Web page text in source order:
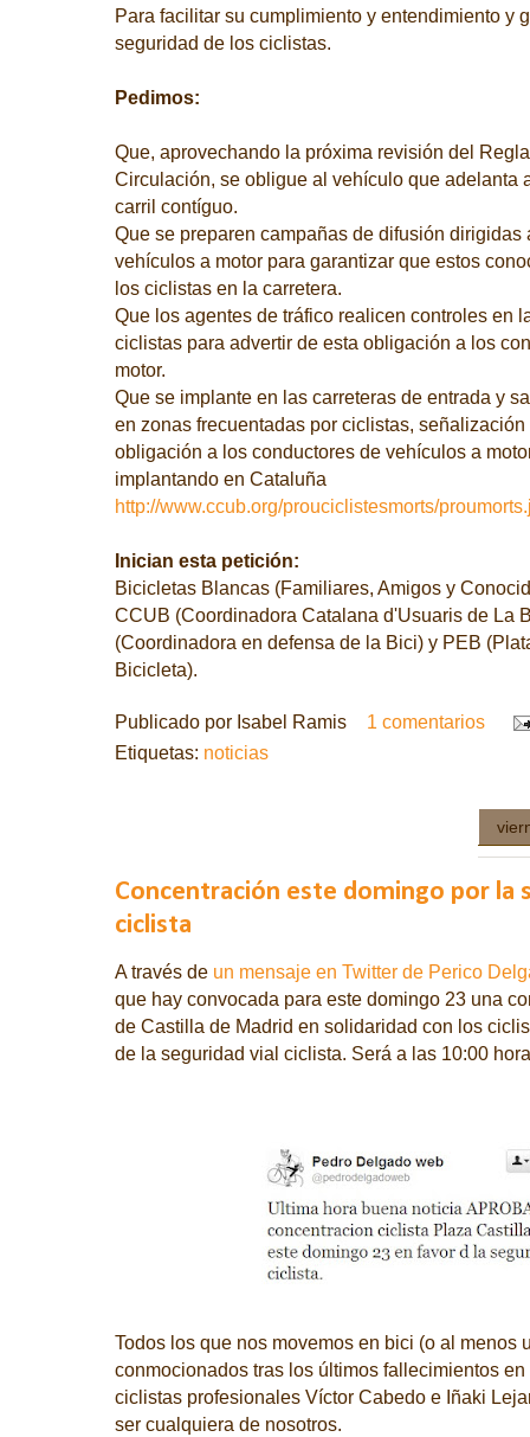
Para facilitar su cumplimiento y entendimiento y
seguridad de los ciclistas.
Pedimos:
Que, aprovechando la próxima revisión del
Circulación, se obligue al vehículo que adelanta
carril contíguo.
Que se preparen campañas de difusión dirigidas
vehículos a motor para garantizar que estos
los ciclistas en la carretera.
Que los agentes de tráfico realicen controles en
ciclistas para advertir de esta obligación a los
motor.
Que se implante en las carreteras de entrada y
en zonas frecuentadas por ciclistas,
obligación a los conductores de vehículos a
implantando en Cataluña
http://www.ccub.org/prouciclistesmorts/
Inician esta petición:
Bicicletas Blancas (Familiares, Amigos y
CCUB (Coordinadora Catalana d'Usuaris de La
(Coordinadora en defensa de la Bici) y PEB
Bicicleta).
Publicado por Isabel Ramis
1 comentarios
Etiquetas: noticias
Concentración este domingo por la
ciclista
A través de un mensaje en Twitter de Perico
que hay convocada para este domingo 23 una
de Castilla de Madrid en solidaridad con los
de la seguridad vial ciclista. Será a las 10:00
Todos los que nos movemos en bici (o al menos
conmocionados tras los últimos fallecimientos
ciclistas profesionales Víctor Cabedo e Iñaki
ser cualquiera de nosotros.